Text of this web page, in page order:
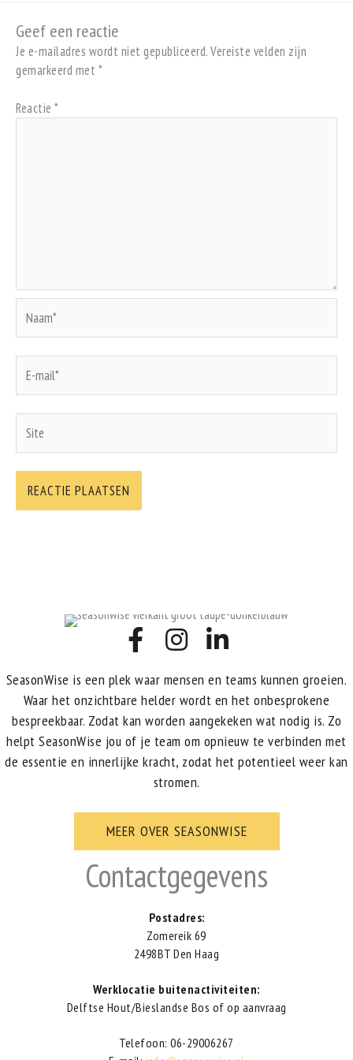
Geef een reactie
Je e-mailadres wordt niet gepubliceerd.Vereiste velden zijn
gemarkeerd met *
Reactie *
mail*
SeasonWise is een plek waar mensen en teams kunnen groeien.
Waar het onzichtbare helder wordt en het onbesprokene
bespreekbaar. Zodat kan worden aangekeken wat nodig is. Zo
helpt SeasonWise jou of je team om opnieuw te verbinden met
de essentie en innerlijke kracht, zodat het potentieel weer kan
stromen.
MEER OVER SEASONWISE
Contactgegevens
Postadres:
Zomereik 69
2498BT Den Haag
Werklocatie buitenactiviteiten:
Delftse Hout/Bieslandse Bos of op aanvraag
Telefoon: 06-29006267